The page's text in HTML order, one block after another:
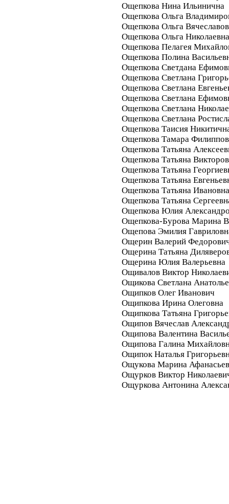
Ощепкова Нина Ильинична
Ощепкова Ольга
Ощепкова Ольга
Ощепкова Ольга Николаевна
Ощепкова Пелагея
Ощепкова Полина
Ощепкова Светдана
Ощепкова Светлана
Ощепкова Светлана
Ощепкова Светлана
Ощепкова Светлана
Ощепкова Светлана
Ощепкова Таисия
Ощепкова Тамара
Ощепкова Татьяна
Ощепкова Татьяна
Ощепкова Татьяна
Ощепкова Татьяна
Ощепкова Татьяна Ивановна
Ощепкова Татьяна
Ощепкова Юлия
Ощепкова-Бурова Марина
Ощепова Эмилия
Ощерин Валерий
Ощерина Татьяна
Ощерина Юлия Валерьевна
Ощивалов Виктор
Ощикова Светлана
Ощипков Олег Иванович
Ощипкова Ирина Олеговна
Ощипкова Татьяна
Ощипов Вячеслав
Ощипова Валентина
Ощипова Галина
Ощипок Наталья
Ощукова Марина
Ощурков Виктор
Ощуркова Антонина